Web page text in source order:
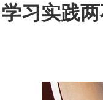
学习实践